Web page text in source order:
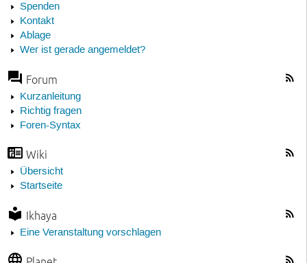
Spenden
Kontakt
Ablage
Wer ist gerade angemeldet?
Forum
Kurzanleitung
Richtig fragen
Foren-Syntax
Wiki
Übersicht
Startseite
Ikhaya
Eine Veranstaltung vorschlagen